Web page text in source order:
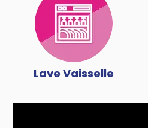
Lave Vaisselle